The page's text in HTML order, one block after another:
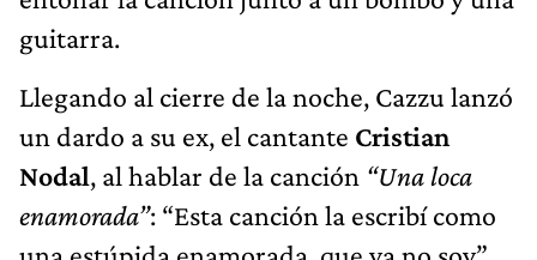
guitarra.
Llegando al cierre de la noche, Cazzu lanzó
un dardo a su ex, el cantante Cristian
Nodal, al hablar de la canción “Una loca
enamorada”: “Esta canción la escribí como